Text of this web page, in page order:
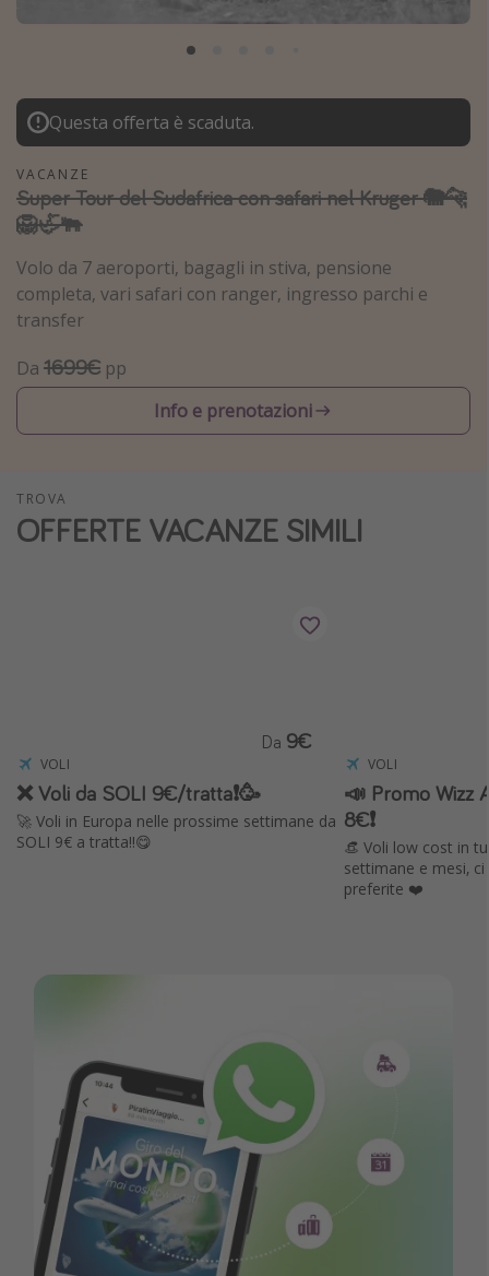
Grecia
Egitto
Tunisia
Malta
Canarie
Capo Verde
Tipo di vacanza
Vacanze all inclusive
Vacanze estate 2026
Vacanze con bambini
Festività del 2026
Città più visitate
Questa offerta è scaduta.
VACANZE
Super Tour del Sudafrica con safari nel Kruger 🐘🐆
🦁🦏🐃
Volo da 7 aeroporti, bagagli in stiva, pensione
completa, vari safari con ranger, ingresso parchi e
transfer
Da 1699€ pp
Info e prenotazioni
TROVA
OFFERTE VACANZE SIMILI
VOLI
❌ Voli da SOLI 9€/tratta❗️🥳
🚀 Voli in Europa nelle prossime settimane da
SOLI 9€ a tratta!!😋
Da 9€
VOLI
📣 Promo Wizz
8€❗️
👒 Voli low cost in
settimane e mesi,
preferite ❤️